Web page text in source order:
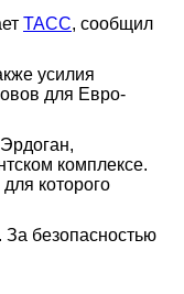
ТАСС, сообщил
усилия
для Евро-
комплексе.
которого
За безопасностью